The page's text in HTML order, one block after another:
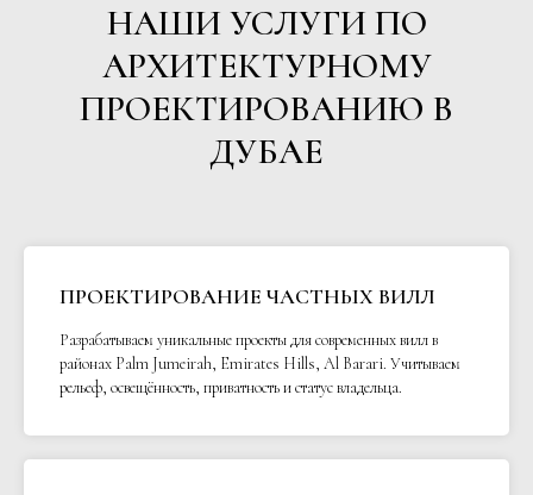
НАШИ УСЛУГИ ПО
АРХИТЕКТУРНОМУ
ПРОЕКТИРОВАНИЮ В
ДУБАЕ
ПРОЕКТИРОВАНИЕ ЧАСТНЫХ ВИЛЛ
Разрабатываем уникальные проекты для современных вилл в
районах Palm Jumeirah, Emirates Hills, Al Barari. Учитываем
рельеф, освещённость, приватность и статус владельца.